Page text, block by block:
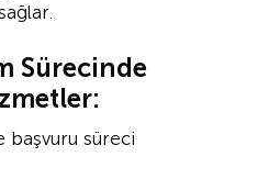
Sürecinde
başvuru süreci